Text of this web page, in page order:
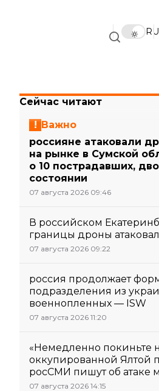
RU
Сейчас читают
Важно
россияне атаковали
на рынке в Сумской
о 10 пострадавших,
состоянии
07 августа 2026 09:46
В российском
границы дроны
07 августа 2026 09:22
россия продолжает
подразделения из
военнопленных — ISW
07 августа 2026 11:20
«Немедленно покиньте
оккупированной Ялтой
росСМИ пишут об атаке
07 августа 2026 14:15